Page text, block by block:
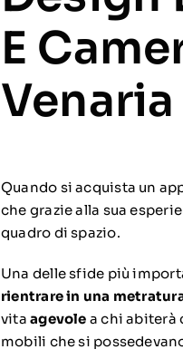
E
Venaria
Quando si acquista un
che grazie alla sua
quadro di spazio.
Una delle sfide più
rientrare in una
vitaagevole a chi abiterà
mobili che si